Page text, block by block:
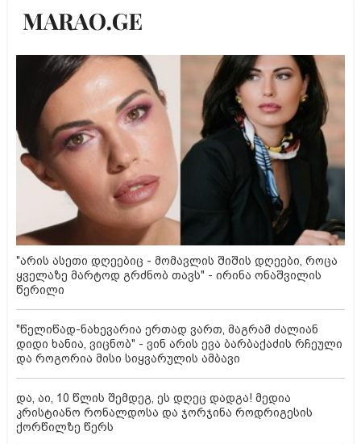
"არის ასეთი დღეებიც - მომავლის შიშის დღეები, როცა
ყველაზე მარტოდ გრძნობ თავს" - ირინა ონაშვილის
წერილი
"წელიწად-ნახევარია ერთად ვართ, მაგრამ ძალიან
დიდი ხანია, ვიცნობ" - ვინ არის ევა ბარბაქაძის რჩეული
და როგორია მისი სიყვარულის ამბავი
და, აი, 10 წლის შემდეგ, ეს დღეც დადგა! მედია
კრისტიანო რონალდოსა და ჯორჯინა როდრიგესის
ქორწილზე წერს